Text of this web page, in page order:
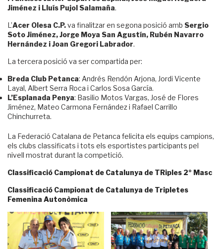
Jiménez i Lluís Pujol Salamaña.
L’Acer Olesa C.P.va finalitzar en segona posició amb Sergio
Soto Jiménez, Jorge Moya San Agustín, Rubén Navarro
Hernández i Joan Gregori Labrador.
La tercera posició va ser compartida per:
Breda Club Petanca: Andrés Rendón Arjona, Jordi Vicente
Layal, Albert Serra Roca i Carlos Sosa García.
L’Esplanada Penya: Basilio Motos Vargas, José de Flores
Jiménez, Mateo Carmona Fernández i Rafael Carrillo
Chinchurreta.
La Federació Catalana de Petanca felicita els equips campions,
els clubs classificats i tots els esportistes participants pel
nivell mostrat durant la competició.
Classificació Campionat de Catalunya de TRiples 2º Masc
Classificació Campionat de Catalunya de Tripletes
Femenina Autonòmica